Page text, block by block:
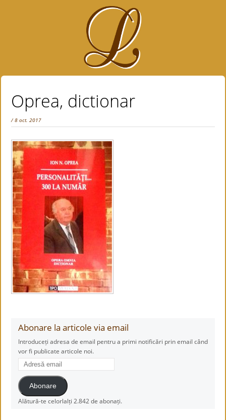
Oprea, dictionar
/ 8 oct. 2017
Abonare la articole via email
Introduceți adresa de email pentru a primi notificări prin email când
vor fi publicate articole noi.
Adresă
email
Abonare
Alătură-te celorlalți 2.842 de abonați.